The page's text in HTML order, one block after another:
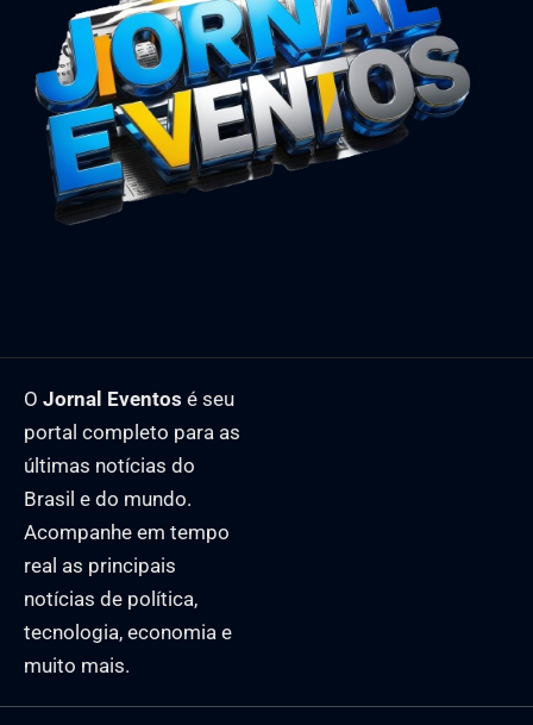
O Jornal Eventos é seu
portal completo para as
últimas notícias do
Brasil e do mundo.
Acompanhe em tempo
real as principais
notícias de política,
tecnologia, economia e
muito mais.